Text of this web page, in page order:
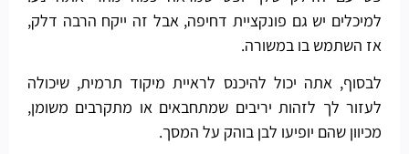
למיכלים יש גם פונקציית דחיפה, אבל זה ייקח הרבה דלק,
אז השתמש בו במשורה.
לבסוף, אתה יכול להיכנס לראיית מיקוד תרמית, שיכולה
לעזור לך לזהות יריבים שמתחבאים או מתקרבים משומן,
מכיוון שהם יופיעו לבן בוהק על המסך.